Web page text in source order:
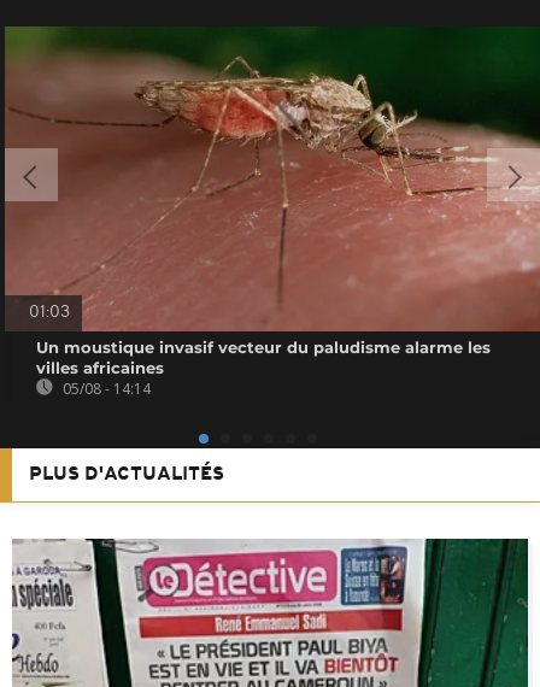
01:03
Un moustique invasif vecteur du paludisme alarme les
villes africaines
05/08 - 14:14
PLUS D'ACTUALITÉS